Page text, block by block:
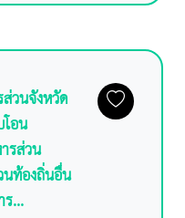
วนจังหวัด
อน
รส่วน
ท้องถิ่นอื่น
...